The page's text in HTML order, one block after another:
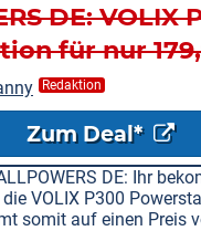
DE: VOLIX
für nur
Redaktion
Zum Deal*
DE: Ihr
VOLIX P300
somit auf einen Preis